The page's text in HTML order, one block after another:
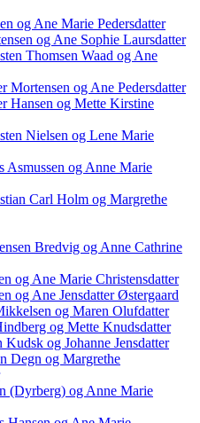
og Ane Marie Pedersdatter
og Ane Sophie Laursdatter
Thomsen Waad og Ane
Mortensen og Ane Pedersdatter
Hansen og Mette Kirstine
Nielsen og Lene Marie
Asmussen og Anne Marie
Carl Holm og Margrethe
Bredvig og Anne Cathrine
og Ane Marie Christensdatter
og Ane Jensdatter Østergaard
og Maren Olufdatter
og Mette Knudsdatter
Kudsk og Johanne Jensdatter
Degn og Margrethe
(Dyrberg) og Anne Marie